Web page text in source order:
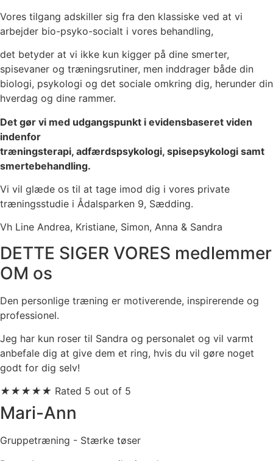
Vores tilgang adskiller sig fra den klassiske ved at vi
arbejder bio-psyko-socialt i vores behandling,
det betyder at vi ikke kun kigger på dine smerter,
spisevaner og træningsrutiner, men inddrager både din
biologi, psykologi og det sociale omkring dig, herunder din
hverdag og dine rammer.
Det gør vi med udgangspunkt i evidensbaseret viden
indenfor
træningsterapi, adfærdspsykologi, spisepsykologi samt
smertebehandling.
Vi vil glæde os til at tage imod dig i vores private
træningsstudie i Ådalsparken 9, Sædding.
Vh Line Andrea, Kristiane, Simon, Anna & Sandra
DETTE SIGER VORES medlemmer
OM os
Den personlige træning er motiverende, inspirerende og
professionel.
Jeg har kun roser til Sandra og personalet og vil varmt
anbefale dig at give dem et ring, hvis du vil gøre noget
godt for dig selv!
★★★★★ Rated 5 out of 5
Mari-Ann
Gruppetræning - Stærke tøser